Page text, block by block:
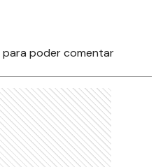
para poder comentar